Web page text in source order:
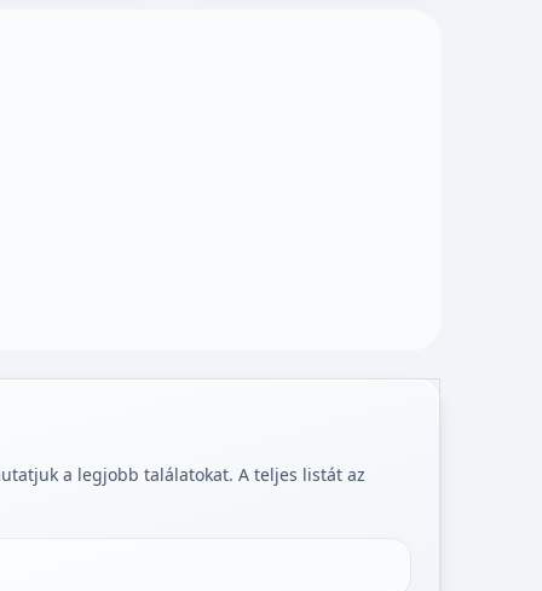
a legjobb találatokat. A teljes listát az